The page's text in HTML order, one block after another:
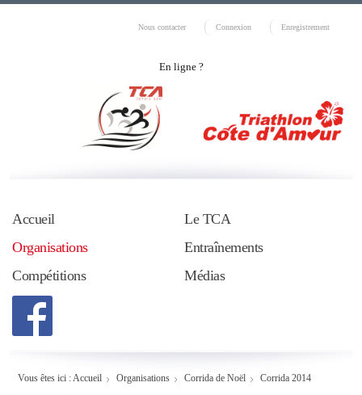
Nous contacter Connexion Enregistrement
En ligne ?
Accueil
Le TCA
Organisations
Entraînements
Compétitions
Médias
Vous êtes ici :Accueil Organisations Corrida de Noël Corrida 2014